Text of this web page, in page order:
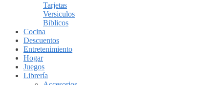
Tarjetas
Versiculos
Biblicos
Cocina
Descuentos
Entretenimiento
Hogar
Juegos
Librería